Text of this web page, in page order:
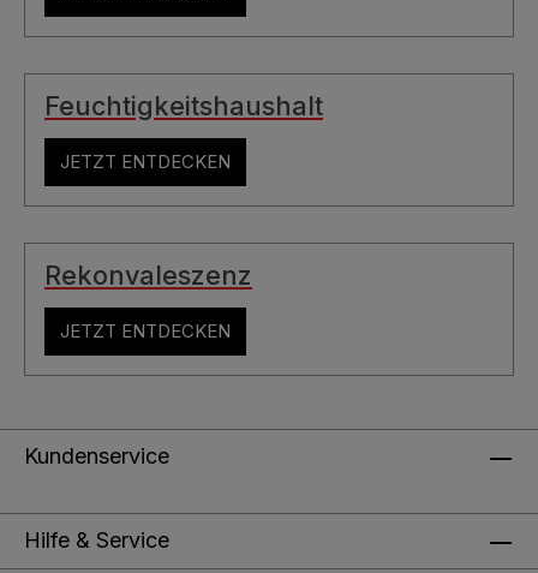
Feuchtigkeitshaushalt
JETZT ENTDECKEN
Rekonvaleszenz
JETZT ENTDECKEN
Kundenservice
Hilfe & Service